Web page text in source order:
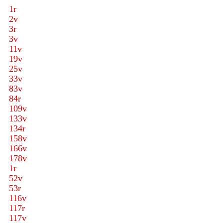
1r
2v
3r
3v
11v
19v
25v
33v
83v
84r
109v
133v
134r
158v
166v
178v
1r
52v
53r
116v
117r
117v